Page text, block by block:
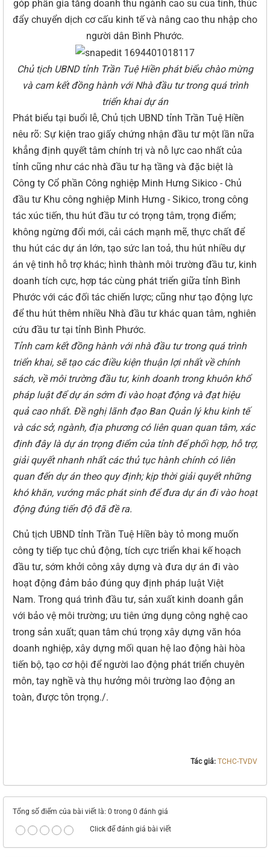
góp phần gia tăng doanh thu ngành cao su của tỉnh, thúc
đẩy chuyển dịch cơ cấu kinh tế và nâng cao thu nhập cho
người dân Bình Phước.
Chủ tịch UBND tỉnh Trần Tuệ Hiền phát biểu chào mừng
và cam kết đồng hành với Nhà đầu tư trong quá trình
triển khai dự án
Phát biểu tại buổi lễ, Chủ tịch UBND tỉnh Trần Tuệ Hiền
nêu rõ: Sự kiện trao giấy chứng nhận đầu tư một lần nữa
khẳng định quyết tâm chính trị và nỗ lực cao nhất của
tỉnh cũng như các nhà đầu tư hạ tầng và đặc biệt là
Công ty Cổ phần Công nghiệp Minh Hưng Sikico - Chủ
đầu tư Khu công nghiệp Minh Hưng - Sikico, trong công
tác xúc tiến, thu hút đầu tư có trọng tâm, trọng điểm;
không ngừng đổi mới, cải cách mạnh mẽ, thực chất để
thu hút các dự án lớn, tạo sức lan toả, thu hút nhiều dự
án vệ tinh hỗ trợ khác; hình thành môi trường đầu tư, kinh
doanh tích cực, hợp tác cùng phát triển giữa tỉnh Bình
Phước với các đối tác chiến lược; cũng như tạo động lực
để thu hút thêm nhiều Nhà đầu tư khác quan tâm, nghiên
cứu đầu tư tại tỉnh Bình Phước.
Tỉnh cam kết đồng hành với nhà đầu tư trong quá trình
triển khai, sẽ tạo các điều kiện thuận lợi nhất về chính
sách, về môi trường đầu tư, kinh doanh trong khuôn khổ
pháp luật để dự án sớm đi vào hoạt động và đạt hiệu
quả cao nhất. Đề nghị lãnh đạo Ban Quản lý khu kinh tế
và các sở, ngành, địa phương có liên quan quan tâm, xác
định đây là dự án trọng điểm của tỉnh để phối hợp, hỗ trợ;
giải quyết nhanh nhất các thủ tục hành chính có liên
quan đến dự án theo quy định; kịp thời giải quyết những
khó khăn, vướng mắc phát sinh để đưa dự án đi vào hoạt
động đúng tiến độ đã đề ra.
Chủ tịch UBND tỉnh Trần Tuệ Hiền bày tỏ mong muốn
công ty tiếp tục chủ động, tích cực triển khai kế hoạch
đầu tư, sớm khởi công xây dựng và đưa dự án đi vào
hoạt động đảm bảo đúng quy định pháp luật Việt
Nam. Trong quá trình đầu tư, sản xuất kinh doanh gắn
với bảo vệ môi trường; ưu tiên ứng dụng công nghệ cao
trong sản xuất; quan tâm chú trọng xây dựng văn hóa
doanh nghiệp, xây dựng mối quan hệ lao động hài hòa
tiến bộ, tạo cơ hội để người lao động phát triển chuyên
môn, tay nghề và thụ hưởng môi trường lao động an
toàn, được tôn trọng./.
Tác giả: TCHC-TVDV
Tổng số điểm của bài viết là: 0 trong 0 đánh giá
Click để đánh giá bài viết